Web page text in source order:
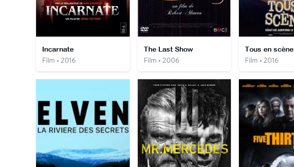
Incarnate
Film • 2016
The Last Show
Film • 2006
Tous en scène
Film • 2016